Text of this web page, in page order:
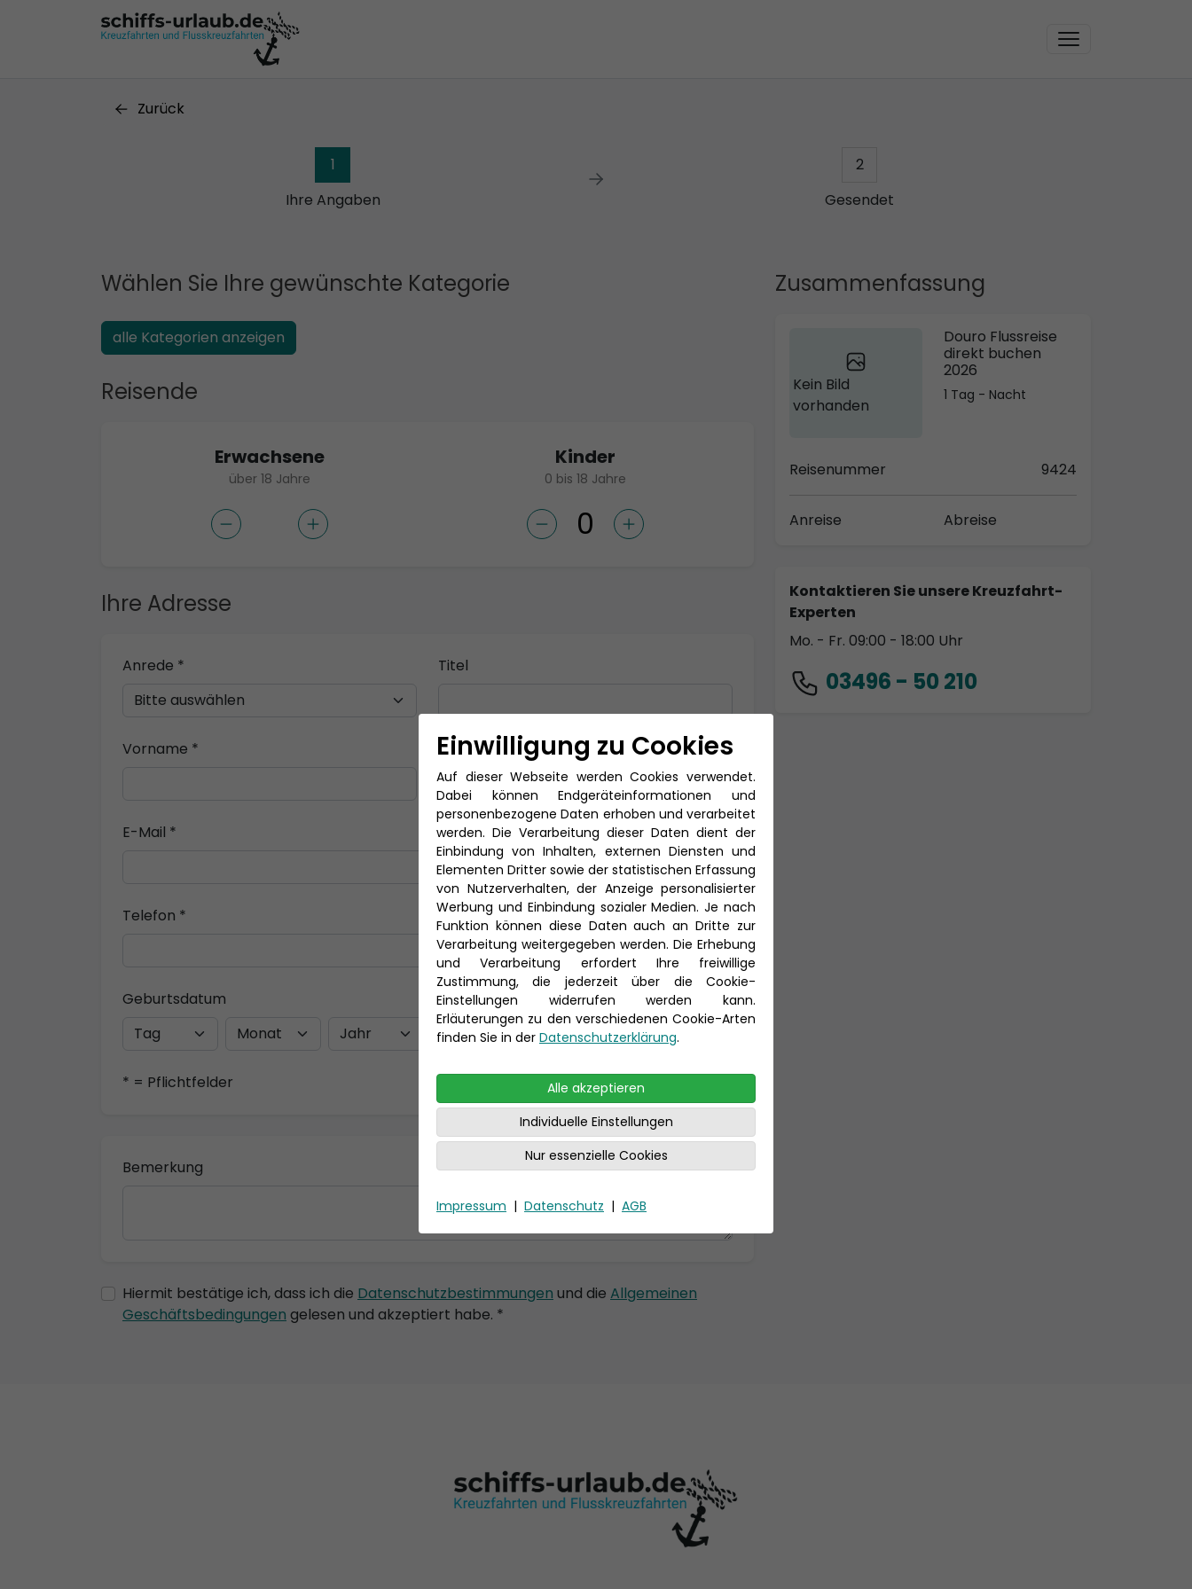
Zurück
1
Ihre Angaben
2
Gesendet
Zusammenfassung
Kein Bild
vorhanden
Douro Flussreise
direkt buchen
2026
1 Tag - Nacht
Reisenummer 9424
Anreise Abreise
Kontaktieren Sie unsere Kreuzfahrt-
Experten
Mo. - Fr. 09:00 - 18:00 Uhr
03496 - 50 210
Wählen Sie Ihre gewünschte Kategorie
alle Kategorien anzeigen
Reisende
Erwachsene
über 18 Jahre
Kinder
0 bis 18 Jahre
Ihre Adresse
Anrede * Titel
Vorname * Nachname *
E-Mail *
Telefon *
Geburtsdatum
* = Pflichtfelder
Bemerkung
Hiermit bestätige ich, dass ich die Datenschutzbestimmungen und die Allgemeinen
Geschäftsbedingungen gelesen und akzeptiert habe. *
Einwilligung zu Cookies
Auf dieser Webseite werden Cookies verwendet.
Dabei können Endgeräteinformationen und
personenbezogene Daten erhoben und verarbeitet
werden. Die Verarbeitung dieser Daten dient der
Einbindung von Inhalten, externen Diensten und
Elementen Dritter sowie der statistischen Erfassung
von Nutzerverhalten, der Anzeige personalisierter
Werbung und Einbindung sozialer Medien. Je nach
Funktion können diese Daten auch an Dritte zur
Verarbeitung weitergegeben werden. Die Erhebung
und Verarbeitung erfordert Ihre freiwillige
Zustimmung, die jederzeit über die Cookie-
Einstellungen widerrufen werden kann.
Erläuterungen zu den verschiedenen Cookie-Arten
finden Sie in der Datenschutzerklärung.
Alle akzeptieren
Individuelle Einstellungen
Nur essenzielle Cookies
Impressum | Datenschutz | AGB